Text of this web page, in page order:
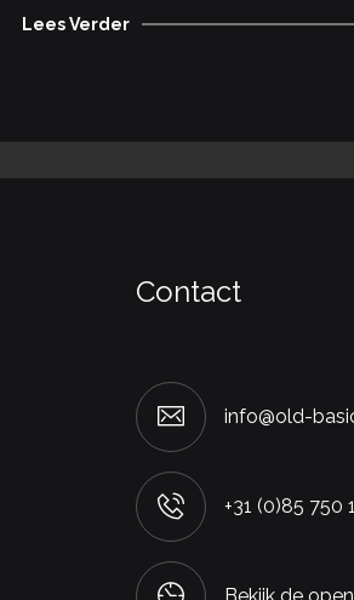
Lees Verder
Contact
info@old-
+31 (0)85 750